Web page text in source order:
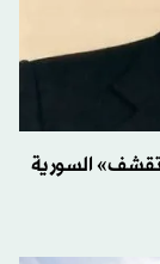
السورية